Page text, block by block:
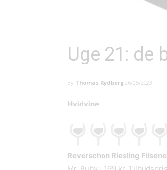
Uge 21: de
By Thomas Rydberg 26/05/2023
Hvidvine
Reverschon Riesling